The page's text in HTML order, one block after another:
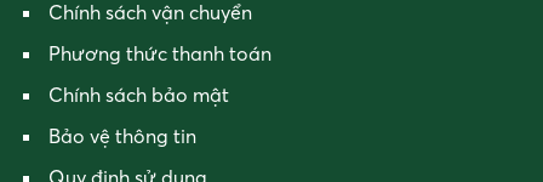
Chính sách vận chuyển
Phương thức thanh toán
Chính sách bảo mật
Bảo vệ thông tin